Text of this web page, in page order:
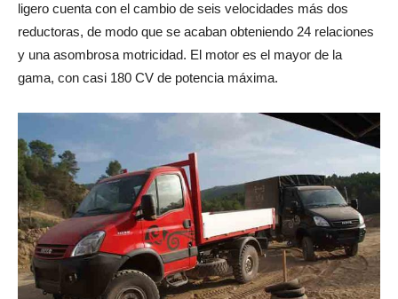
ligero cuenta con el cambio de seis velocidades más dos
reductoras, de modo que se acaban obteniendo 24 relaciones
y una asombrosa motricidad. El motor es el mayor de la
gama, con casi 180 CV de potencia máxima.